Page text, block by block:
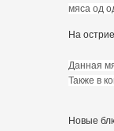
мяса од
На
Данная
Также в
Новые